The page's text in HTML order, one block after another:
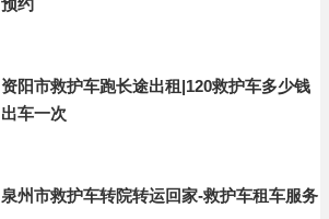
预约
资阳市救护车跑长途出租|120救护车多少钱
出车一次
泉州市救护车转院转运回家-救护车租车服务